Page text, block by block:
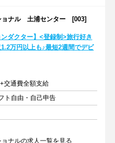
ョナル 土浦センター [003]
ンダクター】<登録制>旅行好き
万円以上も♪最短2週間でデビ
交通費全額支給
ト自由・自己申告
ナルの求人一覧を見る